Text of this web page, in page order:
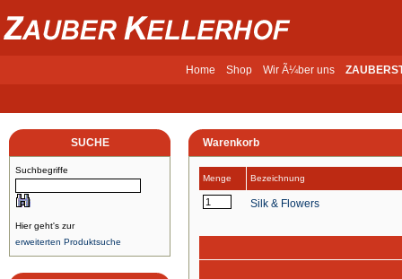
Home Shop Wir Ã¼ber uns
SUCHE
Suchbegriffe
Hier geht's zur
erweiterten Produktsuche
Warenkorb
Menge Bezeichnung
Silk & Flowers